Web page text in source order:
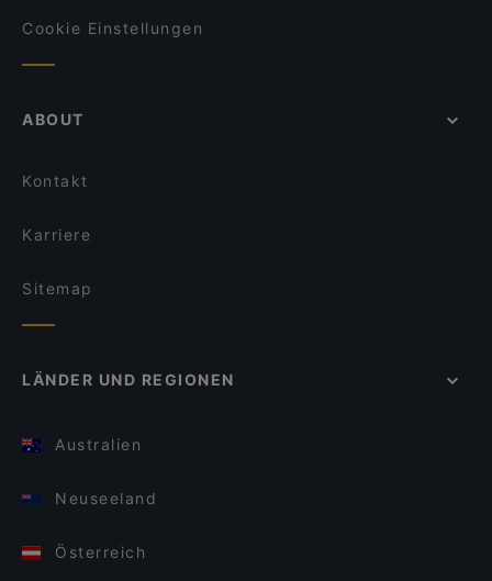
Cookie Einstellungen
ABOUT
Kontakt
Karriere
Sitemap
LÄNDER UND REGIONEN
Australien
Neuseeland
Österreich